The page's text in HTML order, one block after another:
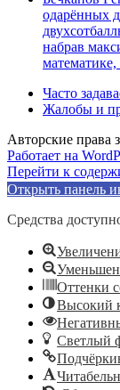
одарённых
набрав
Часто
Жалобы и
Авторские права
Работает на
Перейти к
Открыть панель
Средства
Оттенки
Высокий
Светлый